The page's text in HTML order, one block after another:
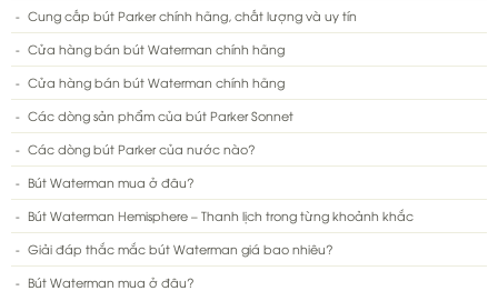
Cung cấp bút Parker chính hãng, chất lượng và uy tín
Cửa hàng bán bút Waterman chính hãng
Cửa hàng bán bút Waterman chính hãng
Các dòng sản phẩm của bút Parker Sonnet
Các dòng bút Parker của nước nào?
Bút Waterman mua ở đâu?
Bút Waterman Hemisphere – Thanh lịch trong từng khoảnh khắc
Giải đáp thắc mắc bút Waterman giá bao nhiêu?
Bút Waterman mua ở đâu?